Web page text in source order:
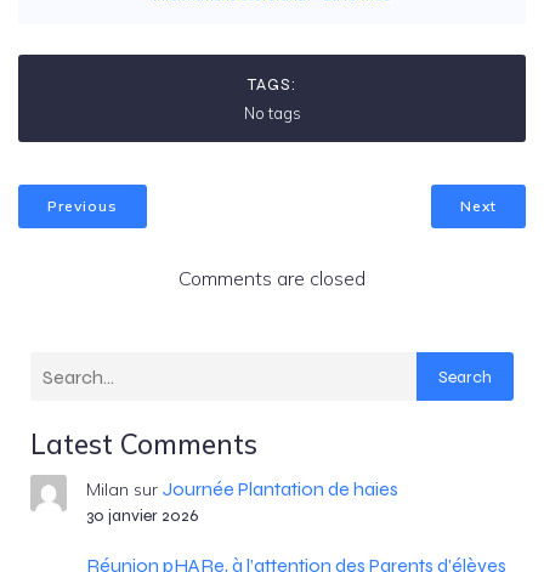
TAGS:
No tags
Previous Next
Comments are closed
Search
Latest Comments
Milan sur Journée Plantation de haies
30 janvier 2026
Réunion pHARe, à l’attention des Parents d’élèves